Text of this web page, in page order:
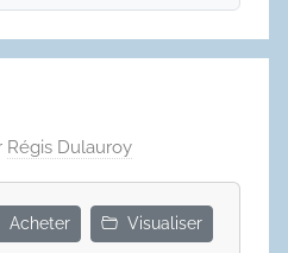
Régis Dulauroy
Acheter Visualiser